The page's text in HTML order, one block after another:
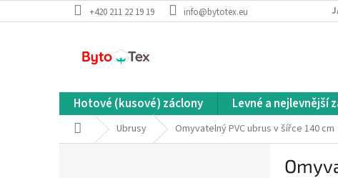
na
+420 211 22 19 19 info@bytotex.eu
Hotové (kusové) záclony Levné a nejlevnější
Domů Ubrusy Omyvatelný PVC ubrus v šířce 140 cm